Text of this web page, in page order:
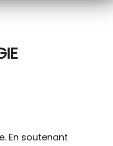
En soutenant